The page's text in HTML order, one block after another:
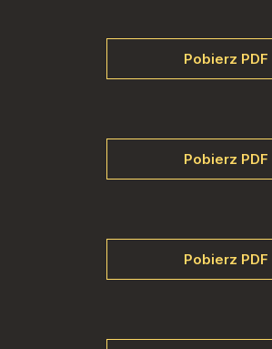
Pobierz PDF
Pobierz PDF
Pobierz PDF